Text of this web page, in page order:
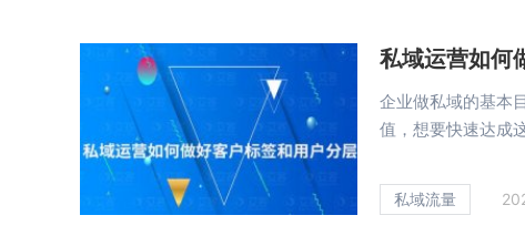
私域运营如何
企业做私域的基本
值，想要快速达成
私域流量